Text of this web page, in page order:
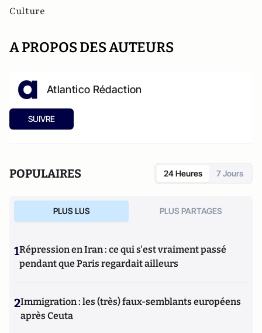
Culture
A PROPOS DES AUTEURS
Atlantico Rédaction
SUIVRE
POPULAIRES 24 Heures 7 Jours
PLUS LUS PLUS PARTAGES
1Répression en Iran : ce qui s'est vraiment passé
pendant que Paris regardait ailleurs
2Immigration : les (très) faux-semblants européens
après Ceuta